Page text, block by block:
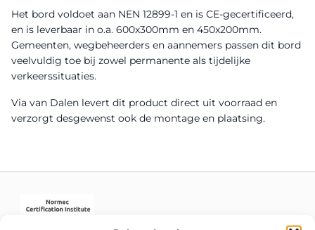
Het bord voldoet aan NEN 12899-1 en is CE-gecertificeerd,
en is leverbaar in o.a. 600x300mm en 450x200mm.
Gemeenten, wegbeheerders en aannemers passen dit bord
veelvuldig toe bij zowel permanente als tijdelijke
verkeerssituaties.
Via van Dalen levert dit product direct uit voorraad en
verzorgt desgewenst ook de montage en plaatsing.